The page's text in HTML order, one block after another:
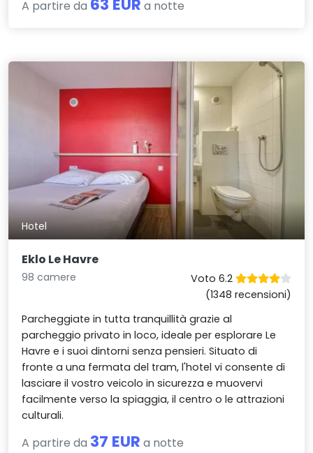
A partire da 63 EUR a notte
Hotel
Eklo Le Havre
98 camere
Voto 6.2
(1348 recensioni)
Parcheggiate in tutta tranquillità grazie al
parcheggio privato in loco, ideale per esplorare Le
Havre e i suoi dintorni senza pensieri. Situato di
fronte a una fermata del tram, l'hotel vi consente di
lasciare il vostro veicolo in sicurezza e muovervi
facilmente verso la spiaggia, il centro o le attrazioni
culturali.
A partire da 37 EUR a notte